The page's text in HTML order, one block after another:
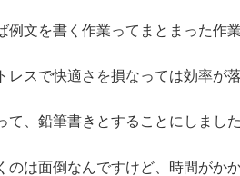
例文を書く作業ってまとまった作
レスで快適さを損なっては効率が
て、鉛筆書きとすることにしました
のは面倒なんですけど、時間がか